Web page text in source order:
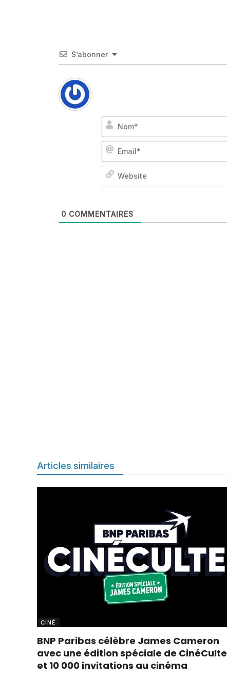
S’abonner
0 COMMENTAIRES
Articles similaires
CINÉ
BNP Paribas célèbre James Cameron
avec une édition spéciale de CinéCulte
et 10 000 invitations au cinéma